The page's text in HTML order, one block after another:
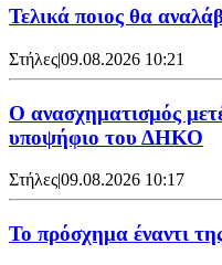
Τελικά ποιος θα
Στήλες|09.08.2026 10:21
Ο ανασχηματισμός
υποψήφιο του ΔΗΚΟ
Στήλες|09.08.2026 10:17
Το πρόσχημα έναντι